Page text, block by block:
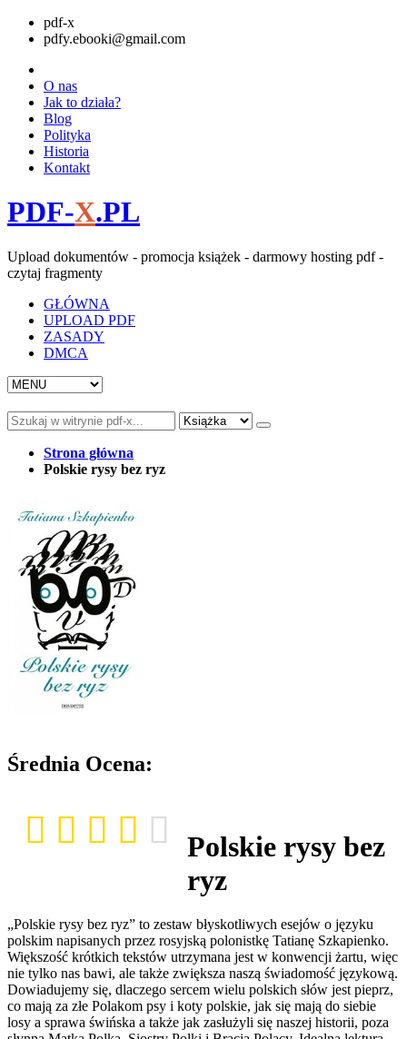
pdf-x
pdfy.ebooki@gmail.com
O nas
Jak to działa?
Blog
Polityka
Historia
Kontakt
PDF-X.PL
Upload dokumentów - promocja książek - darmowy hosting pdf -
czytaj fragmenty
GŁÓWNA
UPLOAD PDF
ZASADY
DMCA
Strona główna
Polskie rysy bez ryz
Średnia Ocena:
Polskie rysy bez
ryz
„Polskie rysy bez ryz” to zestaw błyskotliwych esejów o języku
polskim napisanych przez rosyjską polonistkę Tatianę Szkapienko.
Większość krótkich tekstów utrzymana jest w konwencji żartu, więc
nie tylko nas bawi, ale także zwiększa naszą świadomość językową.
Dowiadujemy się, dlaczego sercem wielu polskich słów jest pieprz,
co mają za złe Polakom psy i koty polskie, jak się mają do siebie
losy a sprawa świńska a także jak zasłużyli się naszej historii, poza